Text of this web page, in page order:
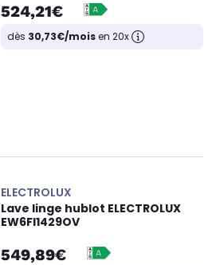
524,21€
dès 30,73€/moisen 20x
ELECTROLUX
Lave linge hublot ELECTROLUX
EW6FI1429OV
549,89€